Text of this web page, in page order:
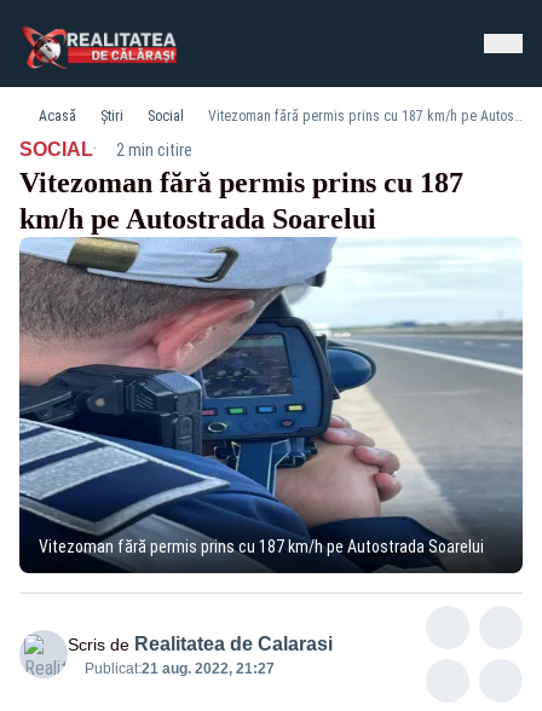
Acasă Știri Social Vitezoman fără permis prins cu 187 km/h pe Autostrada Soarelui
SOCIAL· 2 min citire
Vitezoman fără permis prins cu 187
km/h pe Autostrada Soarelui
Vitezoman fără permis prins cu 187 km/h pe Autostrada Soarelui
Scris de Realitatea de Calarasi
Publicat:21 aug. 2022, 21:27